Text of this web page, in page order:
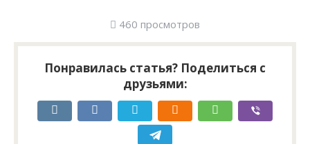
460 просмотров
Понравилась статья? Поделиться с
друзьями: